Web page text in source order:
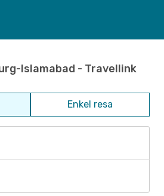
Islamabad - Travellink
Enkel resa